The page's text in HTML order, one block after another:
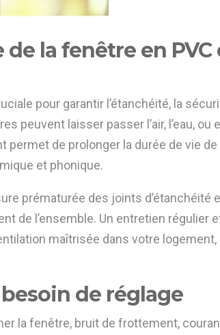
la fenêtre en PVC
pour garantir l’étanchéité, la
peuvent laisser passer l’air, l’eau, ou
permet de prolonger la durée de vie de
et phonique.
prématurée des joints d’étanchéité
de l’ensemble. Un entretien régulier
maîtrisée dans votre
de réglage
la fenêtre, bruit de frottement,